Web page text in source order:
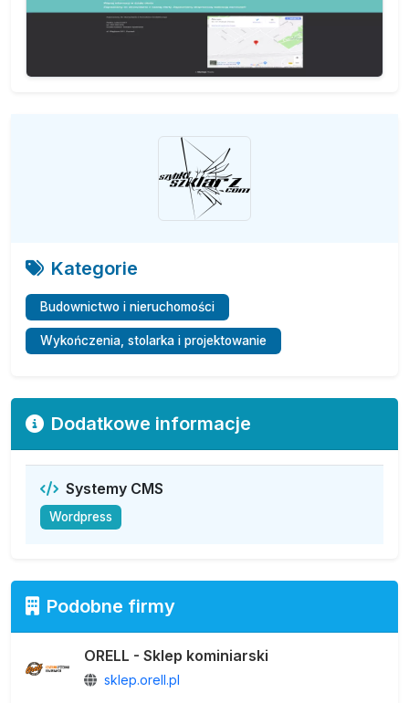
Kategorie
Budownictwo i nieruchomości
Wykończenia, stolarka i projektowanie
Dodatkowe informacje
Systemy CMS
Wordpress
Podobne firmy
ORELL - Sklep kominiarski
sklep.orell.pl